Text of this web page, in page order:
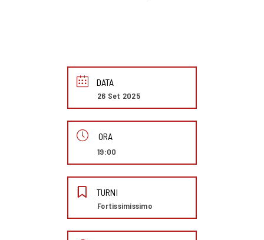
DATA
26 Set 2025
ORA
19:00
TURNI
Fortissimissimo